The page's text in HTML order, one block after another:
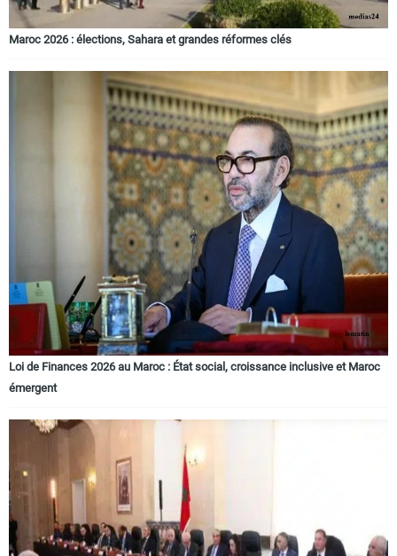
Maroc 2026 : élections, Sahara et grandes réformes clés
Loi de Finances 2026 au Maroc : État social, croissance inclusive et Maroc
émergent